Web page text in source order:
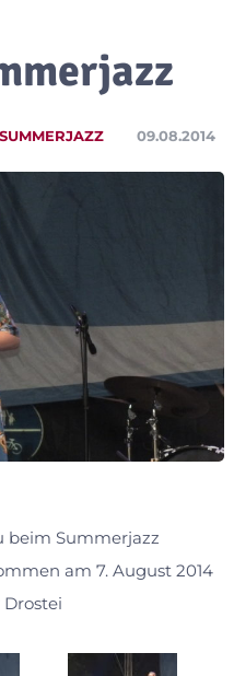
SUMMERJAZZ 09.08.2014
beim Summerjazz
am 7. August 2014